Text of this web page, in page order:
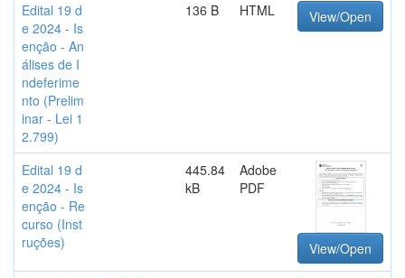
Edital 19 d
e 2024 - Is
enção - An
álises de I
ndeferime
nto (Prelim
inar - Lei 1
2.799)
136 B HTML View/Open
Edital 19 d
e 2024 - Is
enção - Re
curso (Inst
ruções)
445.84
kB
Adobe
PDF
View/Open